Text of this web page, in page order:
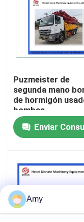
Sobre nosotros
Visita a la
Control de
Contacto
Piezas de la
Piezas de la
Puzmeister de
segunda mano
de hormigón
bombas
Enviar
Amy